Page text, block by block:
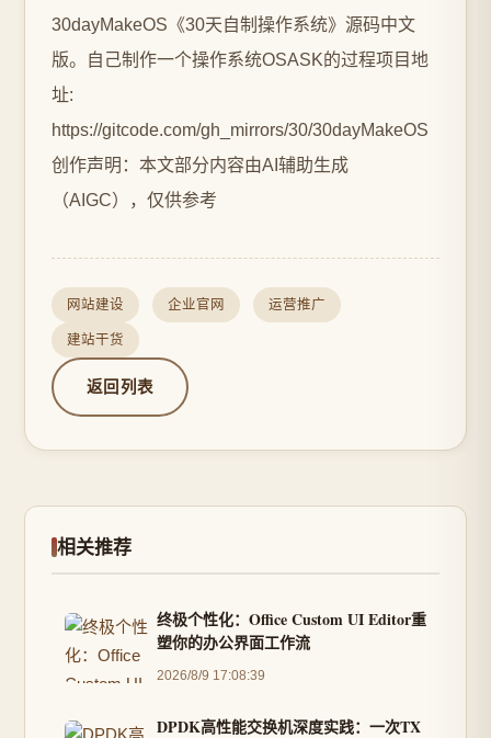
30dayMakeOS《30天自制操作系统》源码中文
版。自己制作一个操作系统OSASK的过程项目地
址:
https://gitcode.com/gh_mirrors/30/30dayMakeOS
创作声明：本文部分内容由AI辅助生成
（AIGC），仅供参考
网站建设 企业官网 运营推广
建站干货
返回列表
相关推荐
终极个性化：Office Custom UI Editor重
塑你的办公界面工作流
2026/8/9 17:08:39
DPDK高性能交换机深度实践：一次TX